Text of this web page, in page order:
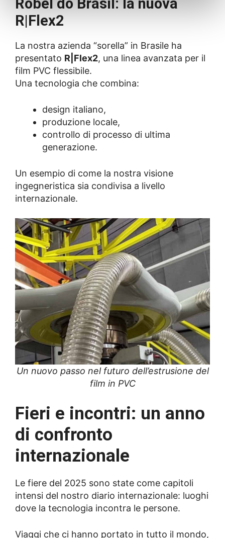
Robel do Brasil: la nuova
R|Flex2
La nostra azienda “sorella” in Brasile ha
presentato R|Flex2, una linea avanzata per il
film PVC flessibile.
Una tecnologia che combina:
design italiano,
produzione locale,
controllo di processo di ultima
generazione.
Un esempio di come la nostra visione
ingegneristica sia condivisa a livello
internazionale.
Un nuovo passo nel futuro dell’estrusione del
film in PVC
Fieri e incontri: un anno
di confronto
internazionale
Le fiere del 2025 sono state come capitoli
intensi del nostro diario internazionale: luoghi
dove la tecnologia incontra le persone.
Viaggi che ci hanno portato in tutto il mondo,